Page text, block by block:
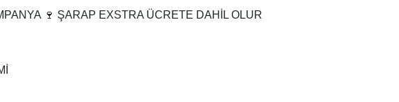
🍷 ŞARAP EXSTRA ÜCRETE DAHİL OLUR